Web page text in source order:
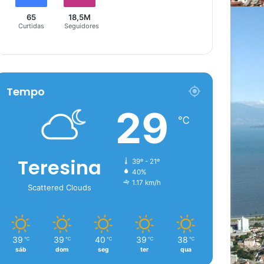
65
Curtidas
18,5M
Seguidores
Tempo
Teresina
Scattered Clouds
29 ℃
39º - 21º
40%
1.17 km/h
39 ℃
sáb
39 ℃
dom
40 ℃
seg
39 ℃
ter
38 ℃
qua